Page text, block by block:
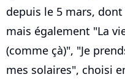
depuis le 5 mars,
mais également "La
(comme çà)", "Je
mes solaires", choisi